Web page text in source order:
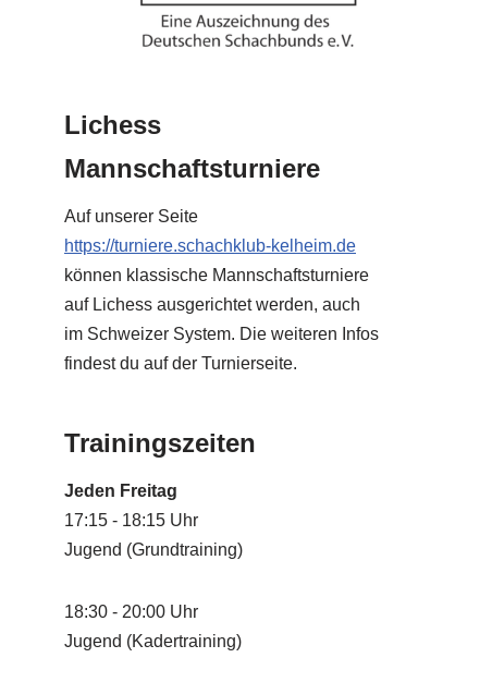
Lichess
Mannschaftsturniere
Auf unserer Seite
https://turniere.schachklub-kelheim.de
können klassische Mannschaftsturniere
auf Lichess ausgerichtet werden, auch
im Schweizer System. Die weiteren Infos
findest du auf der Turnierseite.
Trainingszeiten
Jeden Freitag
17:15 - 18:15 Uhr
Jugend (Grundtraining)
18:30 - 20:00 Uhr
Jugend (Kadertraining)